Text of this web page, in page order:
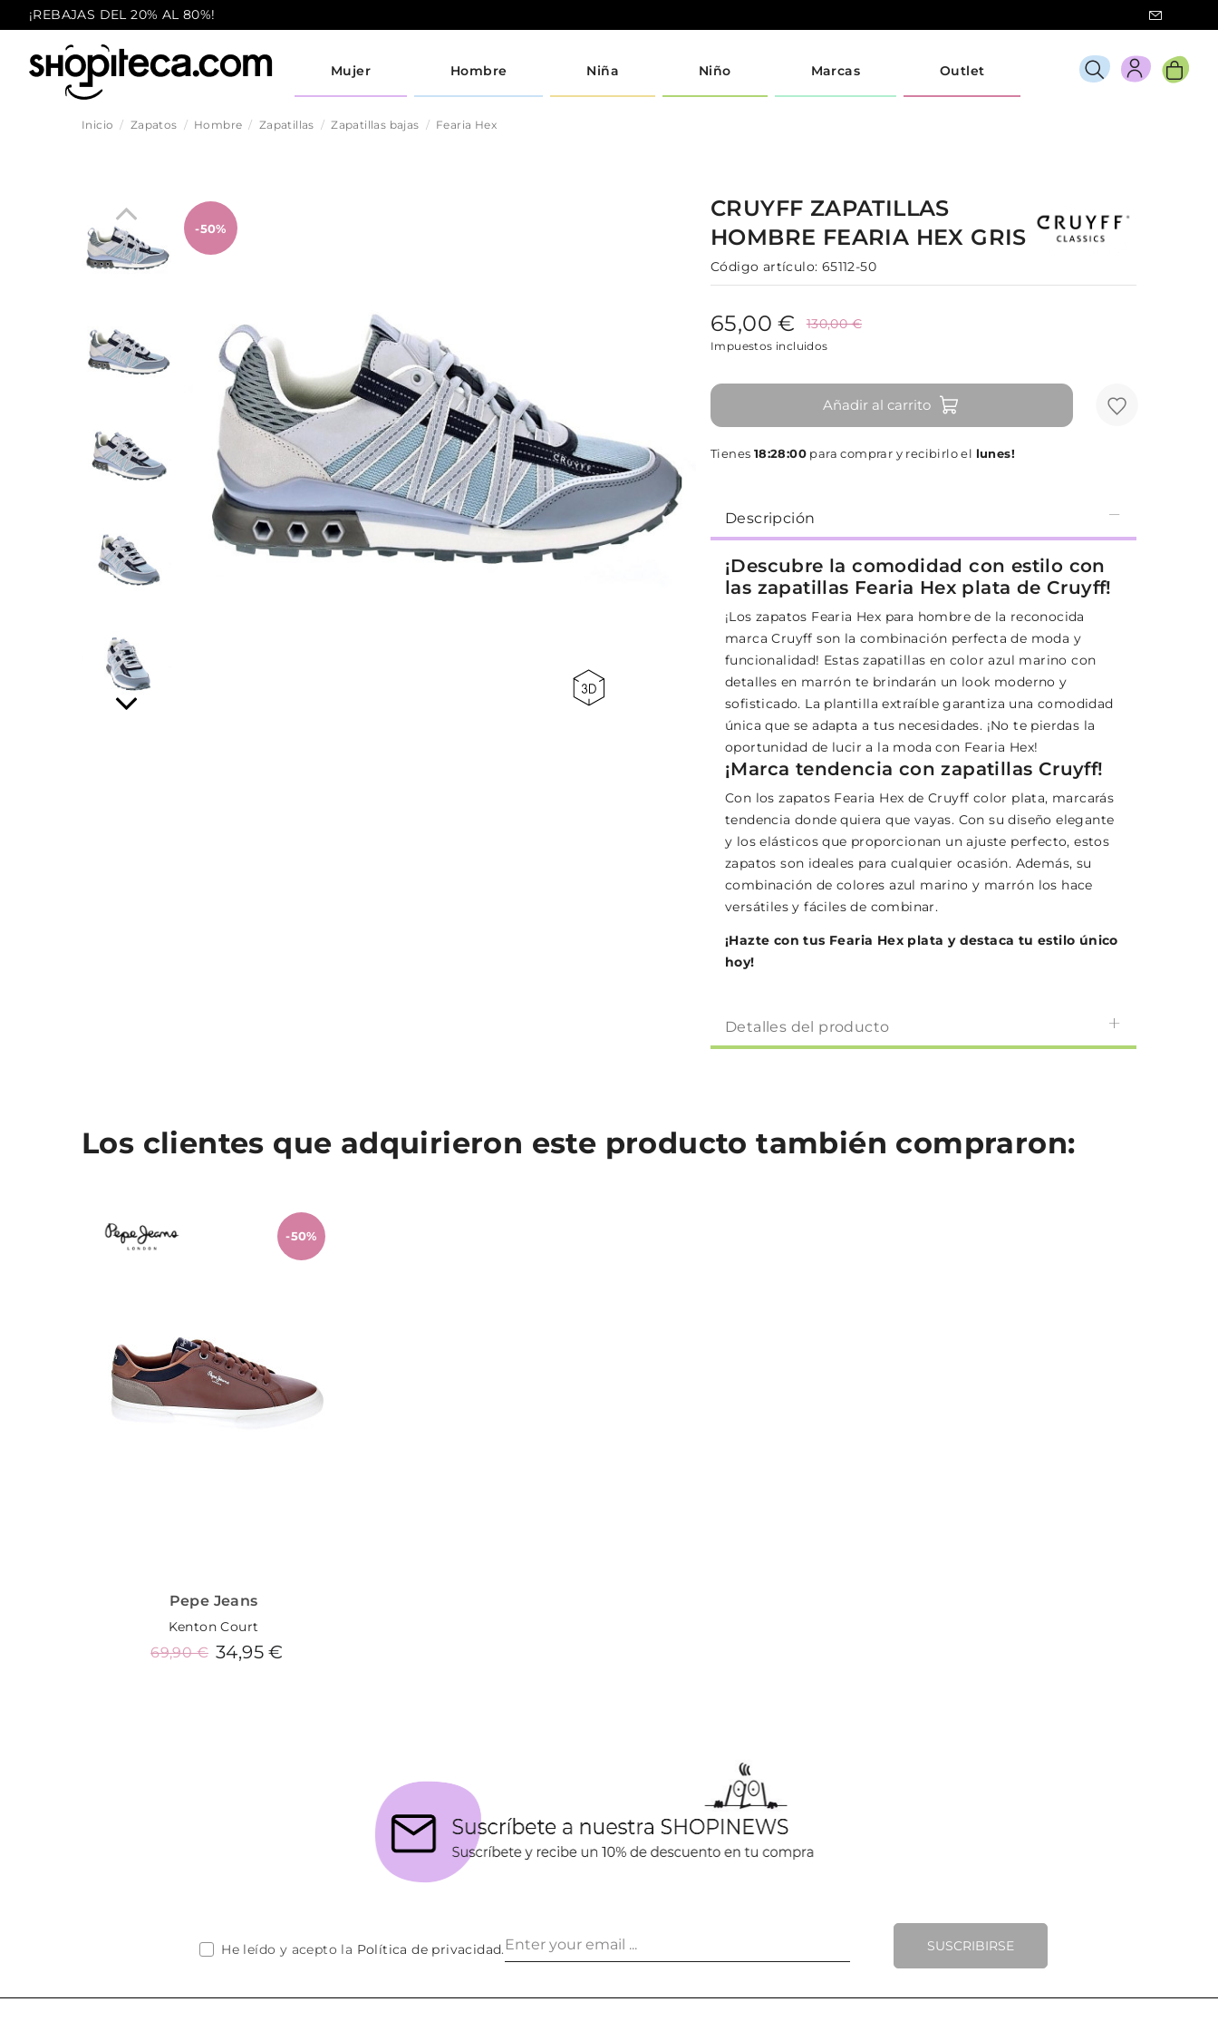
¡REBAJAS DEL 20% AL 80%!
Mujer Hombre Niña Niño Marcas Outlet
Inicio Zapatos Hombre Zapatillas Zapatillas bajas Fearia Hex
-50%
CRUYFF ZAPATILLAS
HOMBRE FEARIA HEX GRIS
Código artículo: 65112-50
65,00 € 130,00 €
Impuestos incluidos
Añadir al carrito
Tienes 18:28:00 para comprar y recibirlo el lunes!
Descripción
¡Descubre la comodidad con estilo con
las zapatillas Fearia Hex plata de Cruyff!
¡Los zapatos Fearia Hex para hombre de la reconocida
marca Cruyff son la combinación perfecta de moda y
funcionalidad! Estas zapatillas en color azul marino con
detalles en marrón te brindarán un look moderno y
sofisticado. La plantilla extraíble garantiza una comodidad
única que se adapta a tus necesidades. ¡No te pierdas la
oportunidad de lucir a la moda con Fearia Hex!
¡Marca tendencia con zapatillas Cruyff!
Con los zapatos Fearia Hex de Cruyff color plata, marcarás
tendencia donde quiera que vayas. Con su diseño elegante
y los elásticos que proporcionan un ajuste perfecto, estos
zapatos son ideales para cualquier ocasión. Además, su
combinación de colores azul marino y marrón los hace
versátiles y fáciles de combinar.
¡Hazte con tus Fearia Hex plata y destaca tu estilo único
hoy!
Detalles del producto
Los clientes que adquirieron este producto también compraron:
-50%
Pepe Jeans
Kenton Court
34,95 €
69,90 €
SUSCRIBIRSE
He leído y acepto la Política de privacidad.